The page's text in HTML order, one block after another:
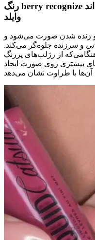
رنگ berry recognize رژ لب مات مایع مگالست وت اند
وایلد
و زنده شدن صورت می‌شود و
و سرزنده جلوه‌گر می‌کند.
از رژلب‌های پررنگ
نمای بیشتری روی صورت ایجاد